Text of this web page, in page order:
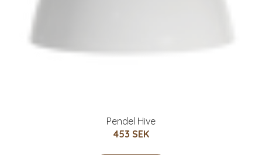
Pendel Hive
453 SEK